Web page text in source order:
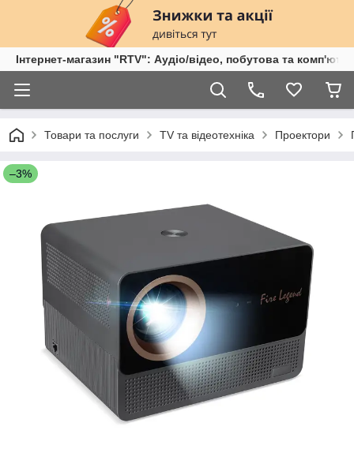
Інтернет-магазин "RTV": Аудіо/відео, побутова та
Товари та послуги TV та відеотехніка Проектори
–3%